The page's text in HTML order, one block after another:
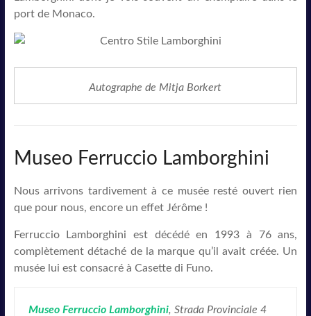
port de Monaco.
Autographe de Mitja Borkert
Museo Ferruccio Lamborghini
Nous arrivons tardivement à ce musée resté ouvert rien
que pour nous, encore un effet Jérôme !
Ferruccio Lamborghini est décédé en 1993 à 76 ans,
complètement détaché de la marque qu’il avait créée. Un
musée lui est consacré à Casette di Funo.
Museo Ferruccio Lamborghini, Strada Provinciale 4